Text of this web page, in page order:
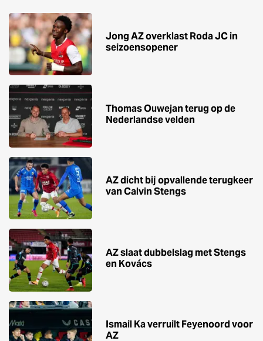
Jong AZ overklast Roda JC in
seizoensopener
Thomas Ouwejan terug op de
Nederlandse velden
AZ dicht bij opvallende terugkeer
van Calvin Stengs
AZ slaat dubbelslag met Stengs
en Kovács
Ismail Ka verruilt Feyenoord voor
AZ